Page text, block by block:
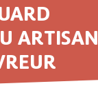
ARTISAN